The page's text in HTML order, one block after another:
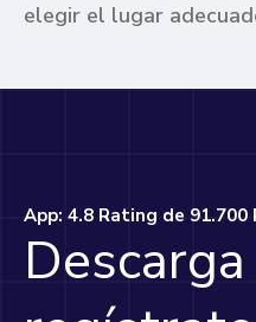
elegir el lugar
App: 4.8 Rating de 91.700